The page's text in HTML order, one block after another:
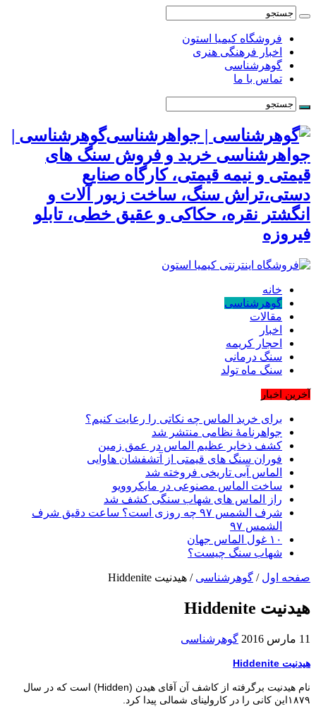
فروشگاه کیمیا استون
اخبار فرهنگی هنری
گوهرشناسی
تماس با ما
گوهرشناسی |
جواهرشناسی خرید و فروش سنگ های
قیمتی و نیمه قیمتی، کارگاه صنایع
دستی،تراش سنگ، ساخت زیور آلات و
انگشتر نقره، حکاکی و عقیق خطی، تابلو
فیروزه
خانه
گوهرشناسی
مقالات
اخبار
احجار کریمه
سنگ درمانی
سنگ ماه تولد
آخرین اخبار
برای خرید الماس چه نکاتی را رعایت کنیم؟
جواهرنامۀ نظامی منتشر شد
کشف ذخایر عظیم الماس در عمق زمین
فوران سنگ های قیمتی از آتشفشان هاوایی
الماس آبی تاریخی فروخته شد
ساخت الماس مصنوعی در مایکروویو
راز الماس های شهاب سنگی کشف شد
شرف الشمس ۹۷ چه روزی است؟ ساعت دقیق شرف
الشمس ۹۷
۱۰ غول الماس جهان
شهاب سنگ چیست؟
صفحه اول / گوهرشناسی / هیدنیت Hiddenite
هیدنیت Hiddenite
11 مارس 2016 گوهرشناسی
هیدنیت Hiddenite
نام هیدنیت برگرفته از کاشف آن آقای هیدن (Hidden) است که در سال
١۸٧٩این کانی را در کارولینای شمالی پیدا کرد